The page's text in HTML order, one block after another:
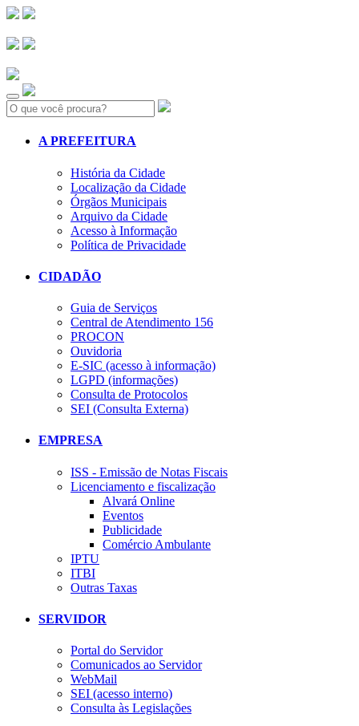
Search:
A PREFEITURA
História da Cidade
Localização da Cidade
Órgãos Municipais
Arquivo da Cidade
Acesso à Informação
Política de Privacidade
CIDADÃO
Guia de Serviços
Central de Atendimento 156
PROCON
Ouvidoria
E-SIC (acesso à informação)
LGPD (informações)
Consulta de Protocolos
SEI (Consulta Externa)
EMPRESA
ISS - Emissão de Notas Fiscais
Licenciamento e fiscalização
Alvará Online
Eventos
Publicidade
Comércio Ambulante
IPTU
ITBI
Outras Taxas
SERVIDOR
Portal do Servidor
Comunicados ao Servidor
WebMail
SEI (acesso interno)
Consulta às Legislações